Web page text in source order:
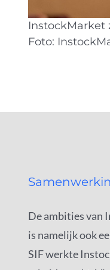
InstockMarket
Foto:
De ambities van
is namelijk ook
SIF werkte